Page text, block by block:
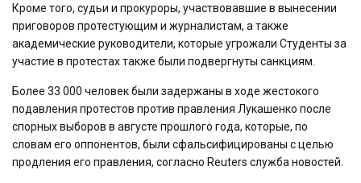
Кроме того, судьи и прокуроры, участвовавшие в вынесении
приговоров протестующим и журналистам, а также
академические руководители, которые угрожали Студенты за
участие в протестах также были подвергнуты санкциям.
Более 33 000 человек были задержаны в ходе жестокого
подавления протестов против правления Лукашенко после
спорных выборов в августе прошлого года, которые, по
словам его оппонентов, были сфальсифицированы с целью
продления его правления, согласно Reuters служба новостей.